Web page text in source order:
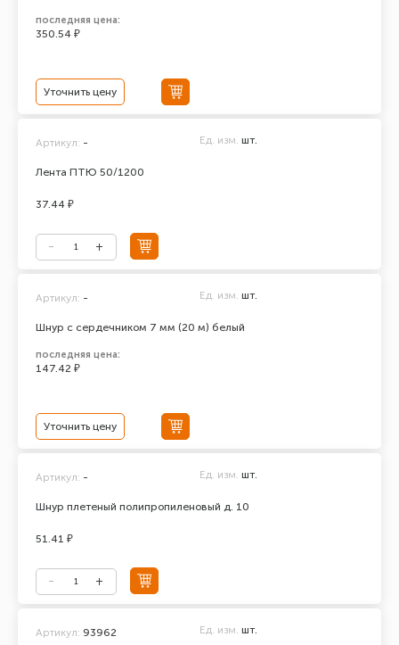
последняя цена:
350.54 ₽
Уточнить цену
Лента ПТЮ 50/1200
Артикул: - Ед. изм. шт.
37.44 ₽
Шнур с сердечником 7 мм (20 м) белый
Артикул: - Ед. изм. шт.
последняя цена:
147.42 ₽
Уточнить цену
Шнур плетеный полипропиленовый д. 10
Артикул: - Ед. изм. шт.
51.41 ₽
Артикул: 93962 Ед. изм. шт.